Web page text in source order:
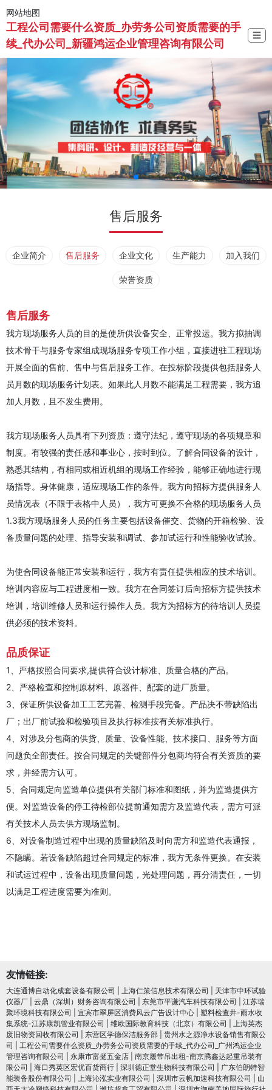
网站地图
工程公司需要什么资质_办劳务公司资质需要的手
续_代办公司_新疆鸿运企业管理咨询有限公司
☰
售后服务
企业简介 售后服务 企业文化 生产能力 加入我们
荣誉资质
售后服务
我方现场服务人员的目的是使所供设备安全、正常投运。我方拟抽调
技术骨干与服务专家组成现场服务专项工作小组，直接进驻工程现场
开展全面的售前、售中与售后服务工作。在投标阶段提供包括服务人
员月数的现场服务计划表。如果此人月数不能满足工程需要，我方追
加人月数，且不发生费用。
我方现场服务人员具有下列资质：遵守法纪，遵守现场的各项规章和
制度。有较强的责任感和事业心，按时到位。了解合同设备的设计，
熟悉其结构，有相同或相近机组的现场工作经验，能够正确地进行现
场指导。身体健康，适应现场工作的条件。我方向招标方提供服务人
员情况表（不限于表格中人员），我方可更换不合格的现场服务人员
1.3我方现场服务人员的任务主要包括设备催交、货物的开箱检验、设
备质量问题的处理、指导安装和调试、参加试运行和性能验收试验。
为使合同设备能正常安装和运行，我方有责任提供相应的技术培训。
培训内容应与工程进度相一致。我方在合同签订后向招标方提供技术
培训，培训维修人员和运行操作人员。我方为招标方的待培训人员提
供必须的技术资料。
品质保证
1、严格按照合同要求,提供符合设计标准、质量合格的产品。
2、严格检查和控制原材料、原器件、配套的进厂质量。
3、保证所供设备加工工艺完善、检测手段完备。产品决不带缺陷出
厂；出厂前试验和检验项目及执行标准按有关标准执行。
4、对涉及分包商的供货、质量、设备性能、技术接口、服务等方面
问题负全部责任。按合同规定的关键部件分包商均符合有关资质的要
求，并经需方认可。
5、合同规定向监造单位提供有关部门标准和图纸，并为监造提供方
便。对监造设备的停工待检部位提前通知需方及监造代表，需方可派
有关技术人员去供方现场监制。
6、对设备制造过程中出现的质量缺陷及时向需方和监造代表通报，
不隐瞒。若设备缺陷超过合同规定的标准，我方无条件更换。在安装
和试运过程中，设备出现质量问题，光处理问题，再分清责任，一切
以满足工程进度需要为准则。
友情链接:
大连通博自动化成套设备有限公司 上海仁策信息技术有限公司
天津市中环试验
仪器厂
云鼎（深圳）财务咨询有限公司 东莞市平谦汽车科技有限公司
江苏瑞
聚环境科技有限公司
宜宾市翠屏区消费风云广告设计中心
塑料检查井-雨水收
集系统-江苏康凯管业有限公司
维欧国际教育科技（北京）有限公司
上海英杰
废旧物资回收有限公司
东营区学德保洁服务部
贵州水之源净水设备销售有限公
司
工程公司需要什么资质_办劳务公司资质需要的手续_代办公司_广州鸿运企业
管理咨询有限公司
永康市富挺五金店
南京履带吊出租-南京腾鑫达起重吊装有
限公司
海口秀英区宏优百货商行 深圳德正堂生物科技有限公司
广东伯朗特智
能装备股份有限公司
上海沁泓实业有限公司 深圳市云帆加速科技有限公司
山